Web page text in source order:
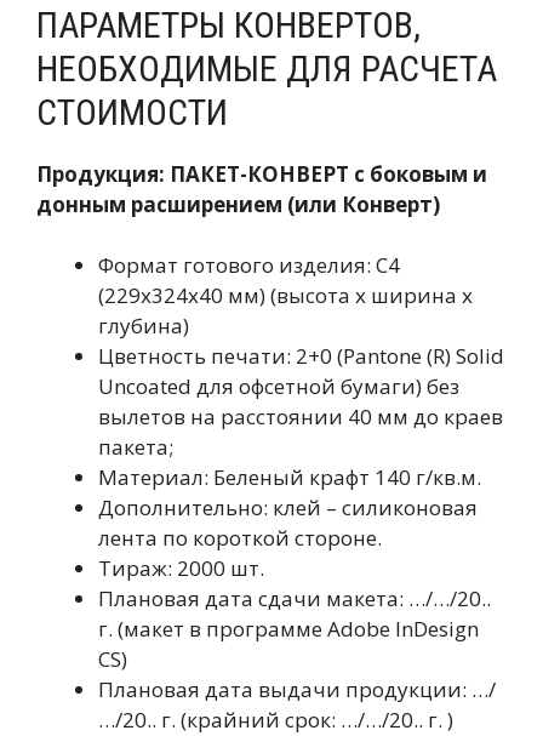
ПАРАМЕТРЫ КОНВЕРТОВ,
НЕОБХОДИМЫЕ ДЛЯ РАСЧЕТА
СТОИМОСТИ
Продукция: ПАКЕТ-КОНВЕРТ с боковым и
донным расширением (или Конверт)
Формат готового изделия: С4
(229х324х40 мм) (высота х ширина х
глубина)
Цветность печати: 2+0 (Pantone (R) Solid
Uncoated для офсетной бумаги) без
вылетов на расстоянии 40 мм до краев
пакета;
Материал: Беленый крафт 140 г/кв.м.
Дополнительно: клей – силиконовая
лента по короткой стороне.
Тираж: 2000 шт.
Плановая дата сдачи макета: …/…/20..
г. (макет в программе Adobe InDesign
CS)
Плановая дата выдачи продукции: …/
…/20.. г. (крайний срок: …/…/20.. г. )